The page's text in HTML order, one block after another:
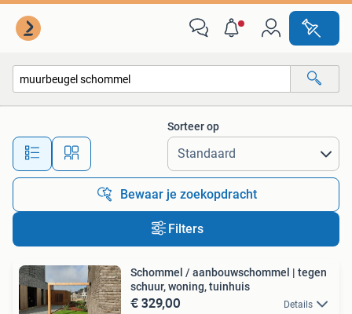
Alle afstanden…
Sorteer op
Bewaar je zoekopdracht
Filters
Schommel / aanbouwschommel | tegen
schuur, woning, tuinhuis
€ 329,00 Details